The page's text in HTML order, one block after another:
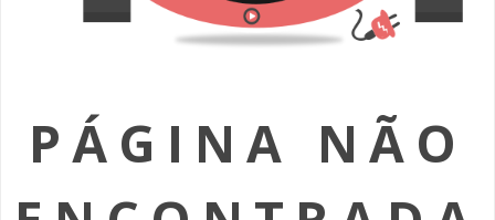
SOMOS TODOS EUROPEUS
AMADORA LIGA À RESILIÊNCIA
PÁGINA NÃO